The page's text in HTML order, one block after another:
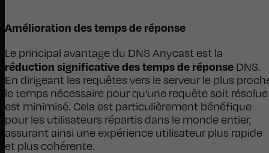
Amélioration des temps de réponse
Le principal avantage du DNS Anycast est la
réduction significative des temps de réponse DNS.
En dirigeant les requêtes vers le serveur le plus
le temps nécessaire pour qu'une requête soit résolue
est minimisé. Cela est particulièrement bénéfique
pour les utilisateurs répartis dans le monde entier,
assurant ainsi une expérience utilisateur plus rapide
et plus cohérente.